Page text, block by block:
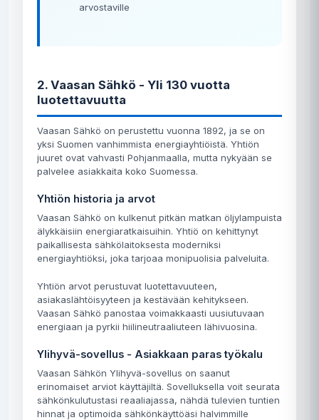
arvostaville
2. Vaasan Sähkö - Yli 130 vuotta
luotettavuutta
Vaasan Sähkö on perustettu vuonna 1892, ja se on
yksi Suomen vanhimmista energiayhtiöistä. Yhtiön
juuret ovat vahvasti Pohjanmaalla, mutta nykyään se
palvelee asiakkaita koko Suomessa.
Yhtiön historia ja arvot
Vaasan Sähkö on kulkenut pitkän matkan öljylampuista
älykkäisiin energiaratkaisuihin. Yhtiö on kehittynyt
paikallisesta sähkölaitoksesta moderniksi
energiayhtiöksi, joka tarjoaa monipuolisia palveluita.
Yhtiön arvot perustuvat luotettavuuteen,
asiakaslähtöisyyteen ja kestävään kehitykseen.
Vaasan Sähkö panostaa voimakkaasti uusiutuvaan
energiaan ja pyrkii hiilineutraaliuteen lähivuosina.
Ylihyvä-sovellus - Asiakkaan paras työkalu
Vaasan Sähkön Ylihyvä-sovellus on saanut
erinomaiset arviot käyttäjiltä. Sovelluksella voit seurata
sähkönkulutustasi reaaliajassa, nähdä tulevien tuntien
hinnat ja optimoida sähkönkäyttöäsi halvimmille